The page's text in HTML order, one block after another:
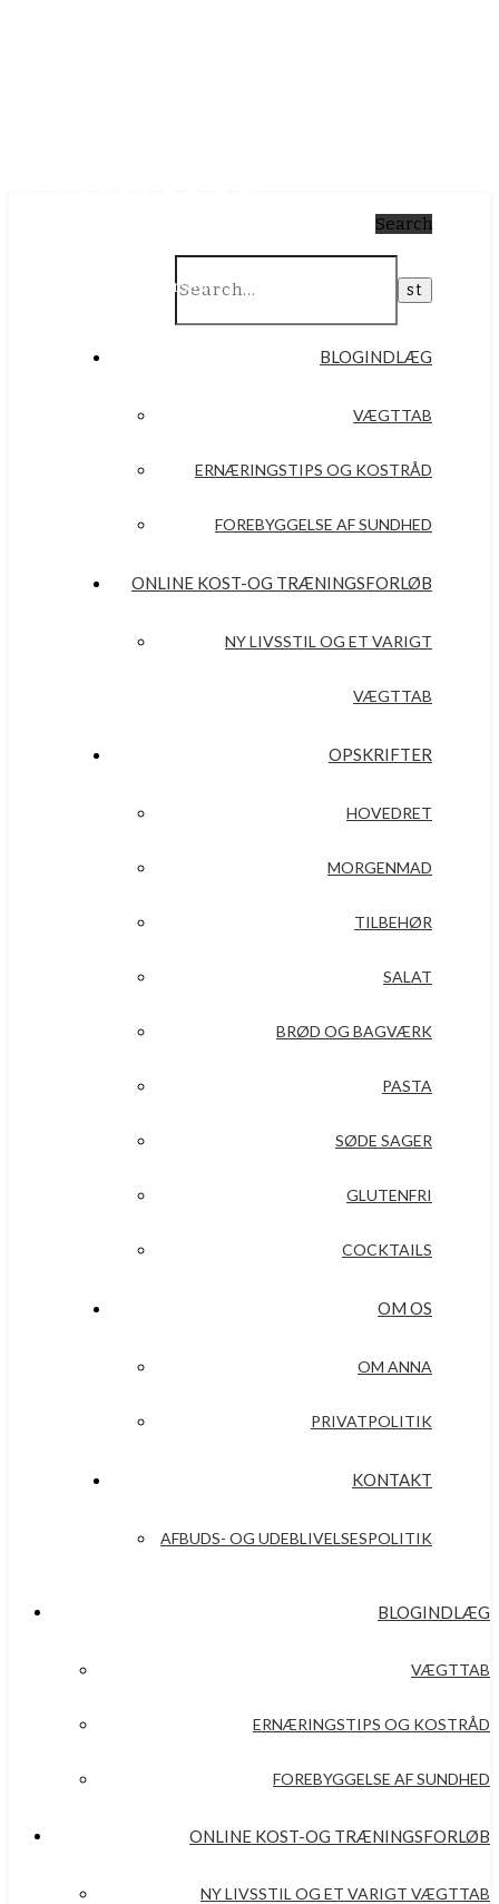
Af Anna Plaugborg Iversen
Search
BLOGINDLÆG
VÆGTTAB
ERNÆRINGSTIPS OG KOSTRÅD
FOREBYGGELSE AF SUNDHED
ONLINE KOST-OG TRÆNINGSFORLØB
NY LIVSSTIL OG ET VARIGT
VÆGTTAB
OPSKRIFTER
HOVEDRET
MORGENMAD
TILBEHØR
SALAT
BRØD OG BAGVÆRK
PASTA
SØDE SAGER
GLUTENFRI
COCKTAILS
OM OS
OM ANNA
PRIVATPOLITIK
KONTAKT
AFBUDS- OG UDEBLIVELSESPOLITIK
BLOGINDLÆG
VÆGTTAB
ERNÆRINGSTIPS OG KOSTRÅD
FOREBYGGELSE AF SUNDHED
ONLINE KOST-OG TRÆNINGSFORLØB
NY LIVSSTIL OG ET VARIGT VÆGTTAB